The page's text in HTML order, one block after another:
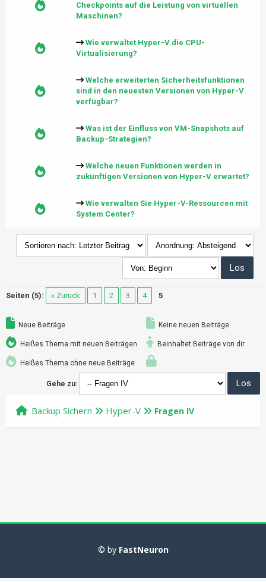
Checkpoints auf die Leistung von virtuellen
Maschinen?
Wie verwaltet Hyper-V die CPU-
Virtualisierung?
Welche erweiterten Sicherheitsfunktionen
sind in den neuesten Versionen von Hyper-V
verfügbar?
Was ist der Einfluss von VM-Snapshots auf
Backup-Strategien?
Welche neuen Funktionen werden in
zukünftigen Versionen von Hyper-V erwartet?
Wie verwalten Sie Hyper-V-Ressourcen mit
System Center?
Seiten (5): « Zurück 1 2 3 4 5
Neue Beiträge
Heißes Thema mit neuen Beiträgen
Heißes Thema ohne neue Beiträge
Keine neuen Beiträge
Beinhaltet Beiträge von dir
Gehe zu:
Backup Sichern Hyper-V Fragen IV
© by FastNeuron